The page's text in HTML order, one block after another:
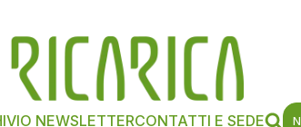
NEWSLETTERCONTATTI E SEDE